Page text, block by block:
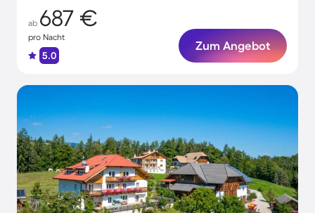
ab 687 €
pro Nacht
5.0
Zum Angebot